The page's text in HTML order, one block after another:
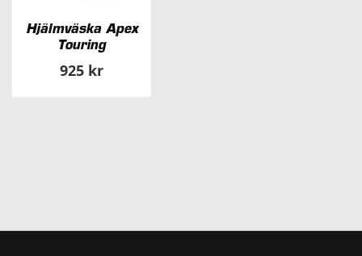
Hjälmväska Apex
Touring
925 kr